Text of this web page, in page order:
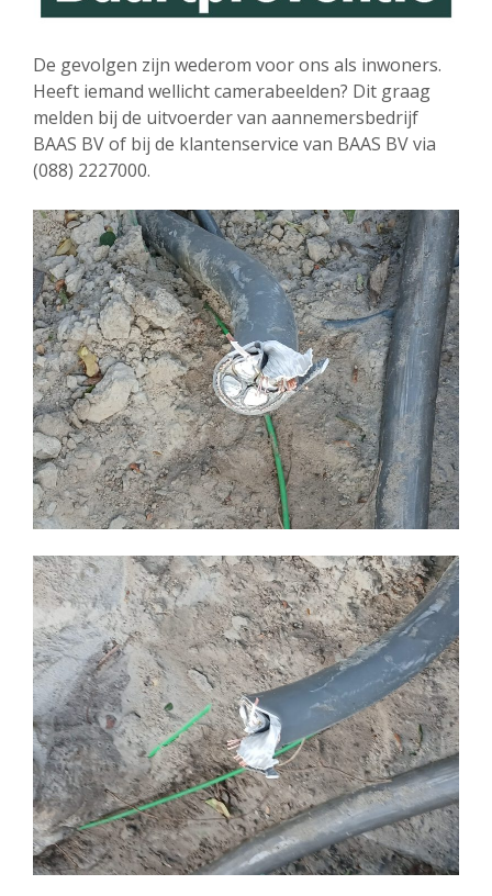
De gevolgen zijn wederom voor ons als inwoners.
Heeft iemand wellicht camerabeelden? Dit graag
melden bij de uitvoerder van aannemersbedrijf
BAAS BV of bij de klantenservice van BAAS BV via
(088) 2227000.